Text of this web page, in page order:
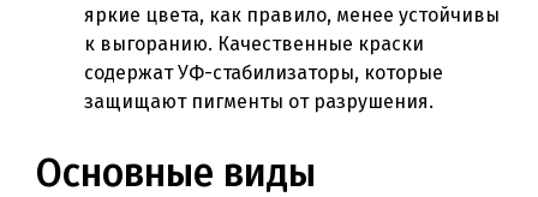
яркие цвета, как правило, менее устойчивы
к выгоранию. Качественные краски
содержат УФ-стабилизаторы, которые
защищают пигменты от разрушения.
Основные виды